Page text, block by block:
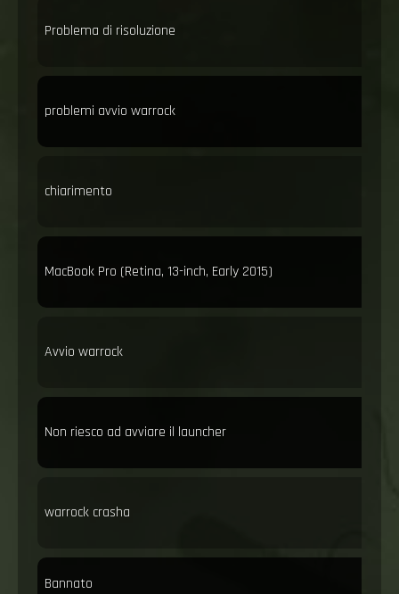
Problema di risoluzione
problemi avvio warrock
chiarimento
MacBook Pro (Retina, 13-inch, Early 2015)
Avvio warrock
Non riesco ad avviare il launcher
warrock crasha
Bannato